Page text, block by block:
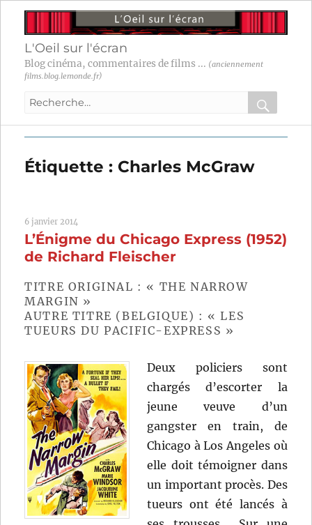
L'Oeil sur l'écran
Blog cinéma, commentaires de films ... (anciennement
films.blog.lemonde.fr)
Recherche
:
OK
Étiquette : Charles McGraw
6 janvier 2014
L’Énigme du Chicago Express (1952)
de Richard Fleischer
TITRE ORIGINAL : « THE NARROW
MARGIN »
AUTRE TITRE (BELGIQUE) : « LES
TUEURS DU PACIFIC-EXPRESS »
Deux policiers sont
chargés d’escorter la
jeune veuve d’un
gangster en train, de
Chicago à Los Angeles où
elle doit témoigner dans
un important procès. Des
tueurs ont été lancés à